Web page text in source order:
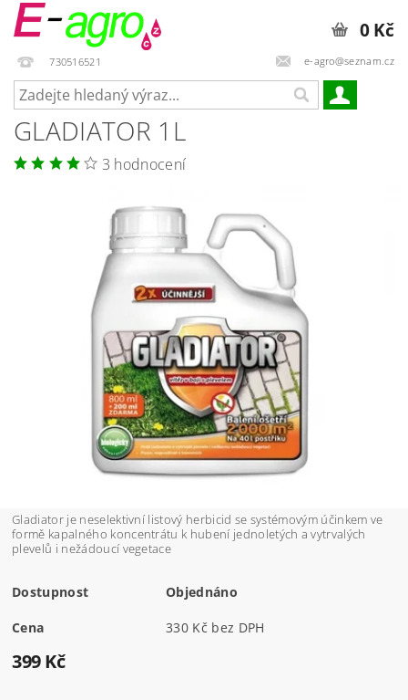
730516521 e-agro@seznam.cz
0 Kč
GLADIATOR 1L
3 hodnocení
Gladiator je neselektivní listový herbicid se systémovým účinkem ve
formě kapalného koncentrátu k hubení jednoletých a vytrvalých
plevelů i nežádoucí vegetace
Dostupnost Objednáno
Cena 330 Kč bez DPH
399 Kč